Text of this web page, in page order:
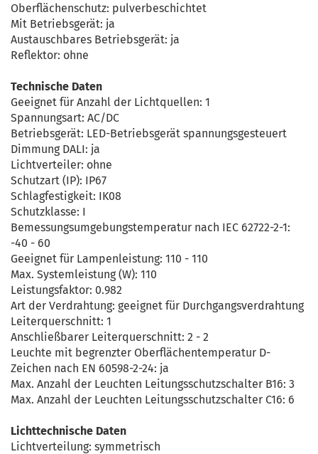
Oberflächenschutz: pulverbeschichtet
Mit Betriebsgerät: ja
Austauschbares Betriebsgerät: ja
Reflektor: ohne
Technische Daten
Geeignet für Anzahl der Lichtquellen: 1
Spannungsart: AC/DC
Betriebsgerät: LED-Betriebsgerät spannungsgesteuert
Dimmung DALI: ja
Lichtverteiler: ohne
Schutzart (IP): IP67
Schlagfestigkeit: IK08
Schutzklasse: I
Bemessungsumgebungstemperatur nach IEC 62722-2-1:
-40 - 60
Geeignet für Lampenleistung: 110 - 110
Max. Systemleistung (W): 110
Leistungsfaktor: 0.982
Art der Verdrahtung: geeignet für Durchgangsverdrahtung
Leiterquerschnitt: 1
Anschließbarer Leiterquerschnitt: 2 - 2
Leuchte mit begrenzter Oberflächentemperatur D-
Zeichen nach EN 60598-2-24: ja
Max. Anzahl der Leuchten Leitungsschutzschalter B16: 3
Max. Anzahl der Leuchten Leitungsschutzschalter C16: 6
Lichttechnische Daten
Lichtverteilung: symmetrisch